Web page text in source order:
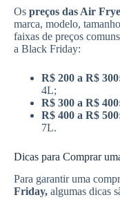
Os preços das Air
marca, modelo,
faixas de preços
a Black Friday:
R$ 200 a R$
4L;
R$ 300 a R$
R$ 400 a R$
7L.
Dicas para Comprar
Para garantir uma
Friday, algumas dicas